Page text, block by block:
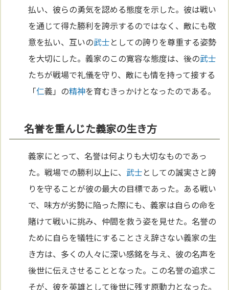
払い、彼らの勇気を認める態度を示した。彼は戦い
を通じて得た勝利を誇示するのではなく、敵にも敬
意を払い、互いの武士としての誇りを尊重する姿勢
を大切にした。義家のこの寛容な態度は、後の武士
たちが戦場で礼儀を守り、敵にも情を持って接する
「仁義」の精神を育むきっかけとなったのである。
名誉を重んじた義家の生き方
義家にとって、名誉は何よりも大切なものであっ
た。戦場での勝利以上に、 武士としての誠実さと誇
りを守ることが彼の最大の目標であった。ある戦い
で、味方が劣勢に陥った際にも、義家は自らの命を
賭けて戦いに挑み、仲間を救う姿を見せた。名誉の
ために自らを犠牲にすることさえ辞さない義家の生
き方は、多くの人々に深い感銘を与え、彼の名声を
後世に伝えさせることとなった。この名誉の追求こ
そが、彼を英雄として後世に残す原動力となった。